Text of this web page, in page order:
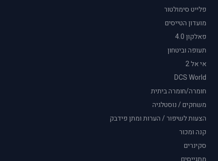
פלייט סימולטור
מועדון הטייסים
פאלקון 4.0
תעופה וביטחון
אי אל 2
DCS World
חומרה/חומרה ביתית
משחקים / נוסטלגיה
הצעות לשיפור / הערות ומתן פידבק
קנה ומכור
סקינרים